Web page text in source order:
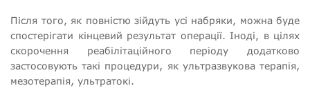
Після того, як повністю зійдуть усі набряки, можна буде
спостерігати кінцевий результат операції. Іноді, в цілях
скорочення реабілітаційного періоду додатково
застосовують такі процедури, як ультразвукова терапія,
мезотерапія, ультратокі.